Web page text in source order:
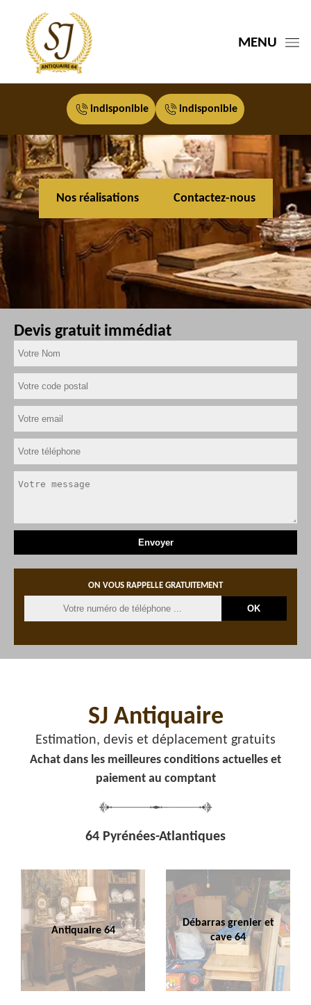
MENU
indisponible indisponible
Nos réalisations Contactez-nous
Devis gratuit immédiat
ON VOUS RAPPELLE GRATUITEMENT
SJ Antiquaire
Estimation, devis et déplacement gratuits
Achat dans les meilleures conditions actuelles et
paiement au comptant
64 Pyrénées-Atlantiques
Antiquaire 64
Débarras grenier et
cave 64